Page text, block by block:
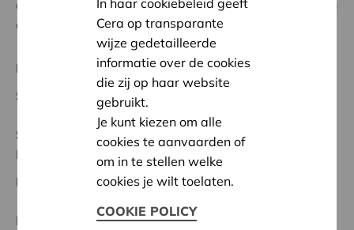
actief, volwaardig en gelijkwaardig deel te nemen aan
de samenleving
Regionaal Project
Startdatum:
02/10/2025
Status:
In behandeling
Meetjesland
Datum:
02/10/2025
Beslissing: Goedgekeurd
Cera op transparante
wijze gedetailleerde
informatie over de cookies
die zij op haar website
gebruikt.
Je kunt kiezen om alle
cookies te aanvaarden of
om in te stellen welke
cookies je wilt toelaten.
COOKIE POLICY